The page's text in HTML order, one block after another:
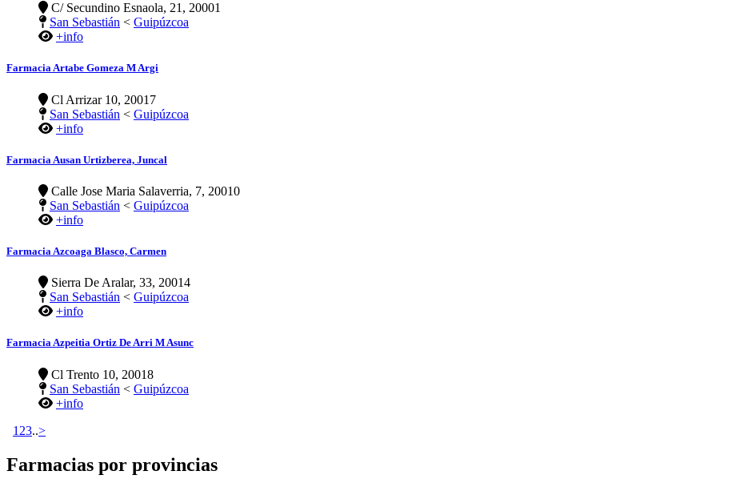
C/ Secundino Esnaola, 21, 20001
San Sebastián < Guipúzcoa
+info
Farmacia Artabe Gomeza M Argi
Cl Arrizar 10, 20017
San Sebastián < Guipúzcoa
+info
Farmacia Ausan Urtizberea, Juncal
Calle Jose Maria Salaverria, 7, 20010
San Sebastián < Guipúzcoa
+info
Farmacia Azcoaga Blasco, Carmen
Sierra De Aralar, 33, 20014
San Sebastián < Guipúzcoa
+info
Farmacia Azpeitia Ortiz De Arri M Asunc
Cl Trento 10, 20018
San Sebastián < Guipúzcoa
+info
1 23..>
Farmacias por provincias